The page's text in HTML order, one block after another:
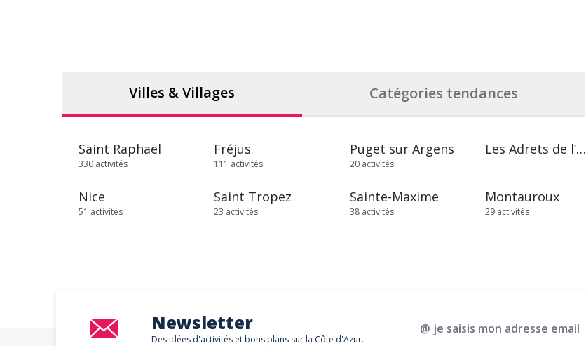
Villes & Villages Catégories tendances
Saint Raphaël
330 activités
Fréjus
111 activités
Puget sur Argens
20 activités
Les Adrets de l’Estérel
Nice
51 activités
Saint Tropez
23 activités
Sainte-Maxime
38 activités
Montauroux
29 activités
Newsletter
Des idées d'activités et bons plans sur la Côte d'Azur.
@ je saisis mon adresse email